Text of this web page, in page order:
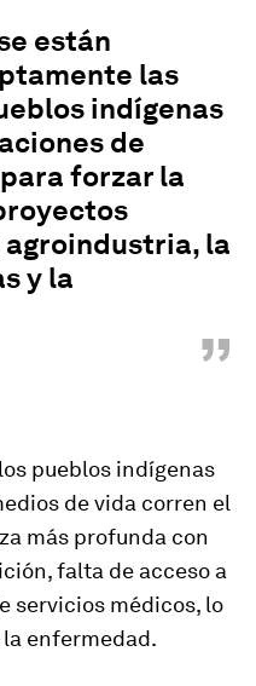
están
las
indígenas
de
forzar la
la
y la
”
pueblos indígenas
de vida corren el
más profunda con
falta de acceso a
servicios médicos, lo
enfermedad.